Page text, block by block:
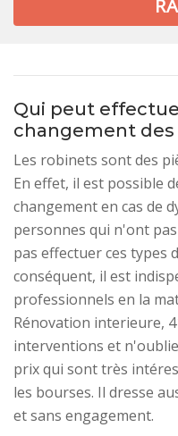
Qui peut
changement des
Les robinets sont des
En effet, il est possible
changement en cas de
personnes qui n'ont
pas effectuer ces types
conséquent, il est
professionnels en la
Rénovation interieure,
interventions et
prix qui sont très
les bourses. Il dresse
et sans engagement.